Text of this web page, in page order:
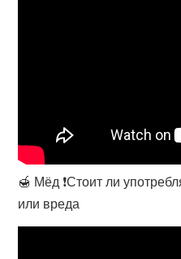
🍯 Мёд ❗️Стоит ли
или вреда